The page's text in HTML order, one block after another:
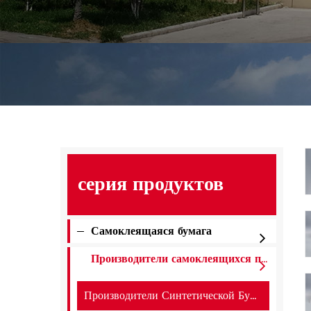
серия продуктов
Самоклеящаяся бумага
Производители самоклеящихся пленок
Производители Синтетической Бумаги